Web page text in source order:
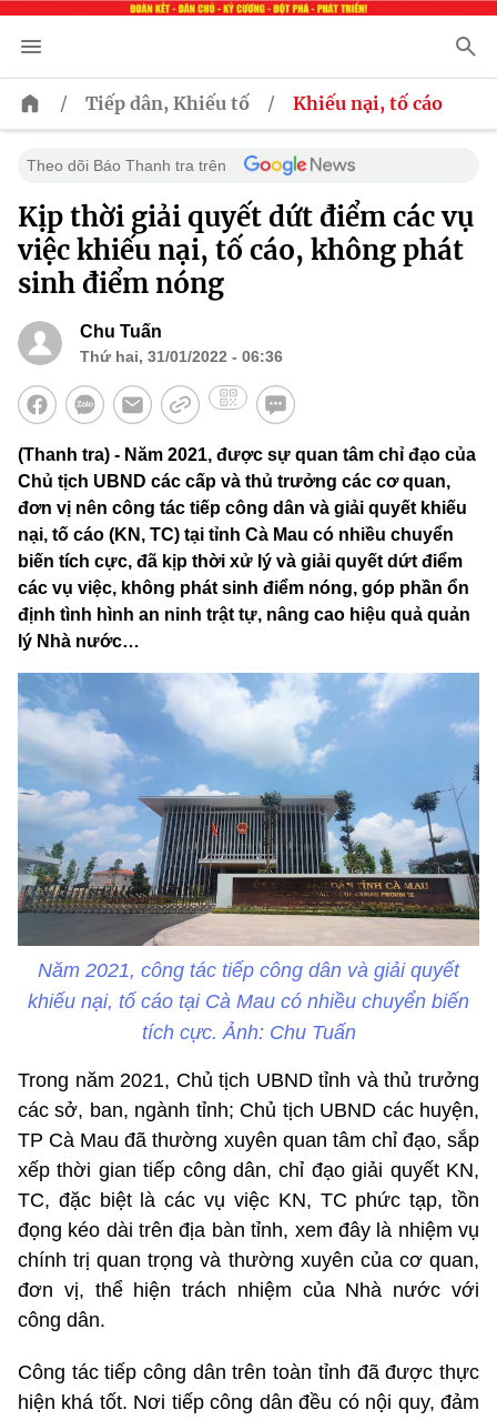
/ Tiếp dân, Khiếu tố / Khiếu nại, tố cáo
Theo dõi Báo Thanh tra trên
Kịp thời giải quyết dứt điểm các vụ
việc khiếu nại, tố cáo, không phát
sinh điểm nóng
Chu Tuấn
Thứ hai, 31/01/2022 - 06:36
(Thanh tra) - Năm 2021, được sự quan tâm chỉ đạo của
Chủ tịch UBND các cấp và thủ trưởng các cơ quan,
đơn vị nên công tác tiếp công dân và giải quyết khiếu
nại, tố cáo (KN, TC) tại tỉnh Cà Mau có nhiều chuyển
biến tích cực, đã kịp thời xử lý và giải quyết dứt điểm
các vụ việc, không phát sinh điểm nóng, góp phần ổn
định tình hình an ninh trật tự, nâng cao hiệu quả quản
lý Nhà nước…
Năm 2021, công tác tiếp công dân và giải quyết
khiếu nại, tố cáo tại Cà Mau có nhiều chuyển biến
tích cực. Ảnh: Chu Tuấn
Trong năm 2021, Chủ tịch UBND tỉnh và thủ trưởng
các sở, ban, ngành tỉnh; Chủ tịch UBND các huyện,
TP Cà Mau đã thường xuyên quan tâm chỉ đạo, sắp
xếp thời gian tiếp công dân, chỉ đạo giải quyết KN,
TC, đặc biệt là các vụ việc KN, TC phức tạp, tồn
đọng kéo dài trên địa bàn tỉnh, xem đây là nhiệm vụ
chính trị quan trọng và thường xuyên của cơ quan,
đơn vị, thể hiện trách nhiệm của Nhà nước với
công dân.
Công tác tiếp công dân trên toàn tỉnh đã được thực
hiện khá tốt. Nơi tiếp công dân đều có nội quy, đảm